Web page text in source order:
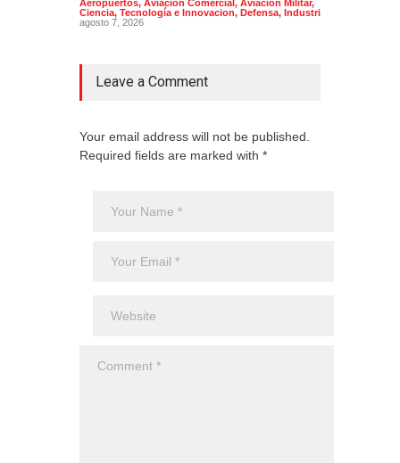
Aeropuertos, Aviación Comercial , Aviación Militar,
Ciencia, Tecnología e Innovacion, Defensa, Industria
agosto 7, 2026
Leave a Comment
Your email address will not be published.
Required fields are marked with *